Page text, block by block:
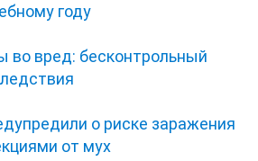
году
во вред: бесконтрольный
о риске заражения
от мух